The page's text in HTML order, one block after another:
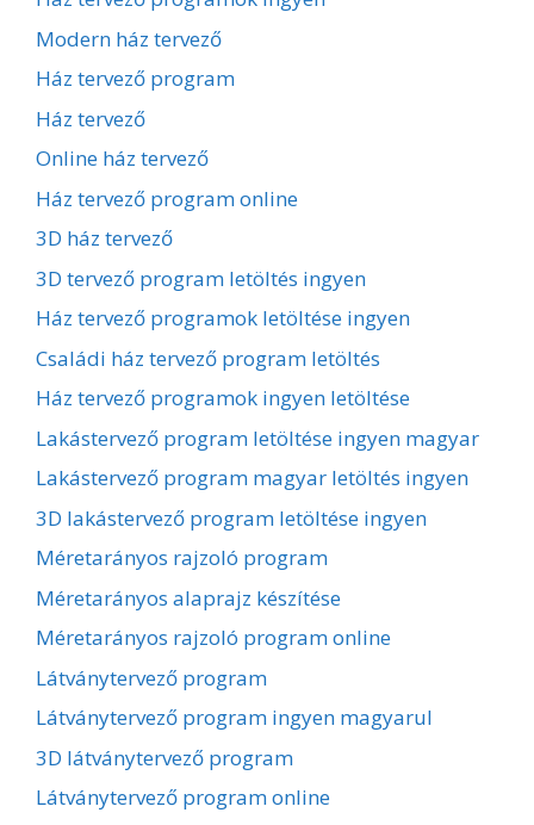
Modern ház tervező
Ház tervező program
Ház tervező
Online ház tervező
Ház tervező program online
3D ház tervező
3D tervező program letöltés ingyen
Ház tervező programok letöltése ingyen
Családi ház tervező program letöltés
Ház tervező programok ingyen letöltése
Lakástervező program letöltése ingyen magyar
Lakástervező program magyar letöltés ingyen
3D lakástervező program letöltése ingyen
Méretarányos rajzoló program
Méretarányos alaprajz készítése
Méretarányos rajzoló program online
Látványtervező program
Látványtervező program ingyen magyarul
3D látványtervező program
Látványtervező program online